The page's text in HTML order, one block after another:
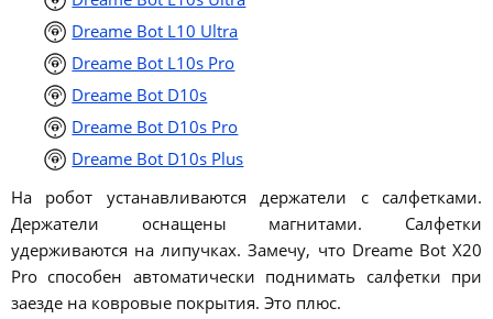
Dreame Bot L10 Ultra
Dreame Bot L10s Pro
Dreame Bot D10s
Dreame Bot D10s Pro
Dreame Bot D10s Plus
На робот устанавливаются держатели с салфетками.
Держатели оснащены магнитами. Салфетки
удерживаются на липучках. Замечу, что Dreame Bot X20
Pro способен автоматически поднимать салфетки при
заезде на ковровые покрытия. Это плюс.